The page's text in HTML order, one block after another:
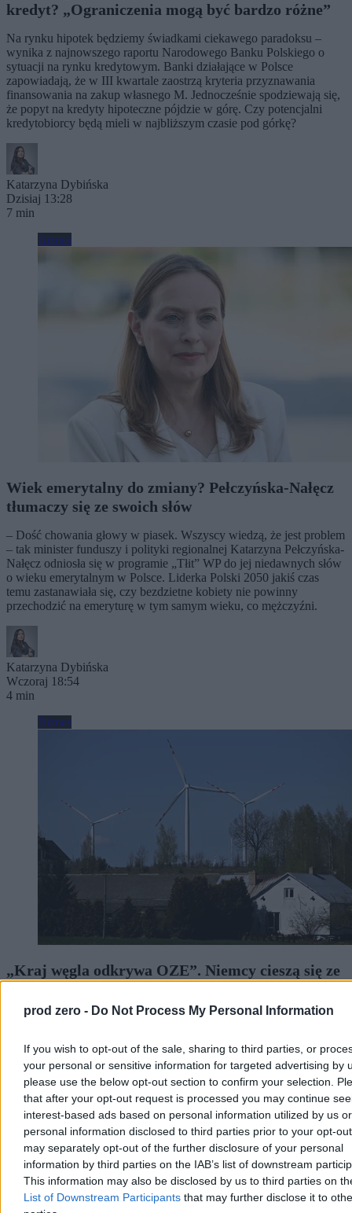
prod zero - Do Not Process My Personal Information
If you wish to opt-out of the sale, sharing to third parties, or
your personal or sensitive information for targeted advertising by
please use the below opt-out section to confirm your selection.
that after your opt-out request is processed you may continue
interest-based ads based on personal information utilized by us or
personal information disclosed to third parties prior to your opt-
may separately opt-out of the further disclosure of your personal
information by third parties on the IAB’s list of downstream
This information may also be disclosed by us to third parties on
List of Downstream Participants that may further disclose it to
kredyt? „Ograniczenia mogą być bardzo różne”
Na rynku hipotek będziemy świadkami ciekawego paradoksu –
wynika z najnowszego raportu Narodowego Banku Polskiego o
sytuacji na rynku kredytowym. Banki działające w Polsce
zapowiadają, że w III kwartale zaostrzą kryteria przyznawania
finansowania na zakup własnego M. Jednocześnie spodziewają się,
że popyt na kredyty hipoteczne pójdzie w górę. Czy potencjalni
kredytobiorcy będą mieli w najbliższym czasie pod górkę?
Katarzyna Dybińska
Dzisiaj 13:28
7 min
Biznes
Wiek emerytalny do zmiany? Pełczyńska-Nałęcz
tłumaczy się ze swoich słów
– Dość chowania głowy w piasek. Wszyscy wiedzą, że jest problem
– tak minister funduszy i polityki regionalnej Katarzyna Pełczyńska-
Nałęcz odniosła się w programie „Tłit” WP do jej niedawnych słów
o wieku emerytalnym w Polsce. Liderka Polski 2050 jakiś czas
temu zastanawiała się, czy bezdzietne kobiety nie powinny
przechodzić na emeryturę w tym samym wieku, co mężczyźni.
Katarzyna Dybińska
Wczoraj 18:54
4 min
Biznes
„Kraj węgla odkrywa OZE”. Niemcy cieszą się ze
Niemiecki dziennik „Frankfurter Allgemeine Zeitung” z
odnawialnym źródłom energii: energetyce wiatrowej i słonecznej.
Niepokój autora tekstu budzi natomiast to, że część inicjatyw rządu
w zakresie polityki klimatycznej napotyka opór ze strony prezydenta
Karola Nawrockiego.
Katarzyna Dybińska
Wczoraj 14:38
4 min
Reklama